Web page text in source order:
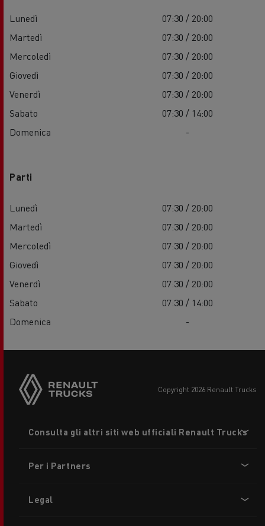
Lunedì
07:30 / 20:00
Martedì
07:30 / 20:00
Mercoledì
07:30 / 20:00
Giovedì
07:30 / 20:00
Venerdì
07:30 / 20:00
Sabato
07:30 / 14:00
Domenica
-
Parti
Lunedì
07:30 / 20:00
Martedì
07:30 / 20:00
Mercoledì
07:30 / 20:00
Giovedì
07:30 / 20:00
Venerdì
07:30 / 20:00
Sabato
07:30 / 14:00
Domenica
-
copyright 2026 Renault Trucks
menu
Consulta gli altri siti web ufficiali Renault Trucks
Per i Partners
Legal